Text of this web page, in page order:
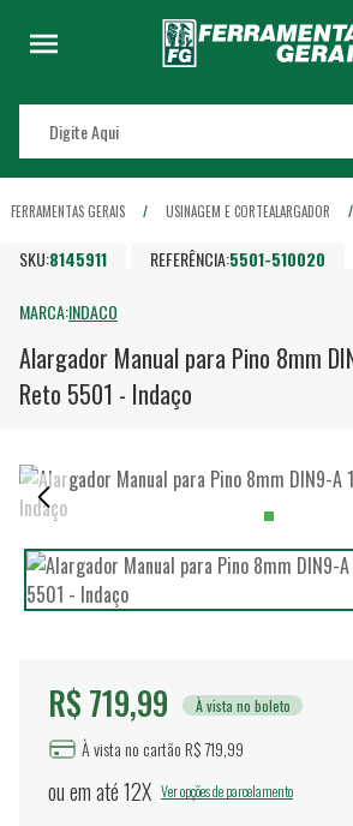
FERRAMENTAS GERAIS USINAGEM E CORTEALARGADOR
SKU:8145911 REFERÊNCIA:5501-510020
MARCA:INDACO
Alargador Manual para Pino 8mm
Reto 5501 - Indaço
R$ 719,99 À vista no boleto
À vista no cartão R$ 719,99
ou em até12X Ver opções de parcelamento